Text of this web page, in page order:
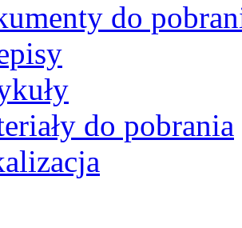
do
do pobrania